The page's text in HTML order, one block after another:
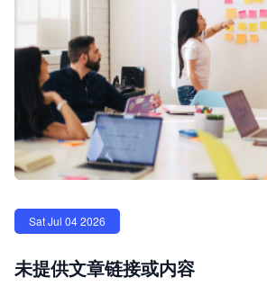
Sat Jul 04 2026
未提供文章链接或内容